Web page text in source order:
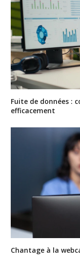
Fuite de données :
efficacement
Chantage à la